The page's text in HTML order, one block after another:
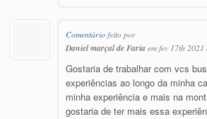
Comentáriofeito por
Daniel marçal de Faria em fev 17th
Gostaria de trabalhar com vcs
experiências ao longo da minha
minha experiência e mais na
gostaria de ter mais essa